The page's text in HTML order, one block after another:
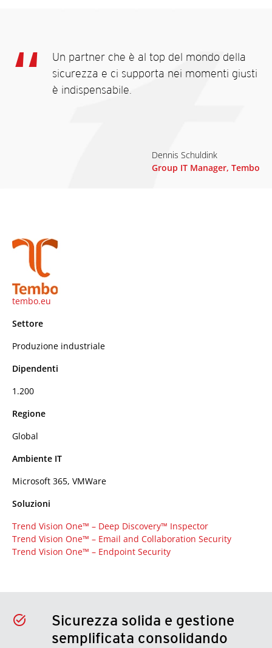
Un partner che è al top del mondo della
sicurezza e ci supporta nei momenti giusti
è indispensabile.
Dennis Schuldink
Group IT Manager, Tembo
tembo.eu
Settore
Produzione industriale
Dipendenti
1.200
Regione
Global
Ambiente IT
Microsoft 365, VMWare
Soluzioni
Trend Vision One™ – Deep Discovery™ Inspector
Trend Vision One™ – Email and Collaboration Security
Trend Vision One™ – Endpoint Security
Sicurezza solida e gestione
semplificata consolidando